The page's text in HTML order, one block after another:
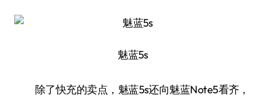
魅蓝5s
除了快充的卖点，魅蓝5s还向魅蓝Note5看齐，